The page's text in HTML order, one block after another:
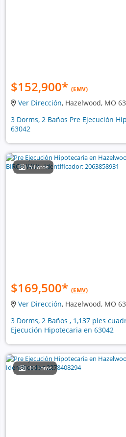
$152,900* (EMV)
Ver Dirección, Hazelwood, MO
3 Dorms, 2 Baños Pre Ejecución
63042
5 Fotos
$169,500* (EMV)
Ver Dirección, Hazelwood, MO
3 Dorms, 2 Baños , 1,137 pies
Ejecución Hipotecaria en 63042
10 Fotos